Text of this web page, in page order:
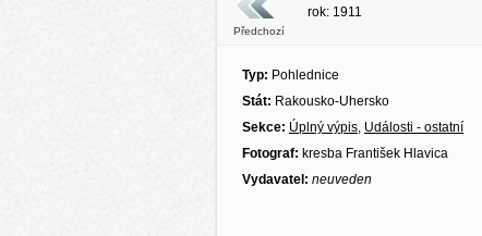
Předchozí
rok: 1911
Typ: Pohlednice
Stát: Rakousko-Uhersko
Sekce: Úplný výpis, Události - ostatní
Fotograf: kresba František Hlavica
Vydavatel: neuveden